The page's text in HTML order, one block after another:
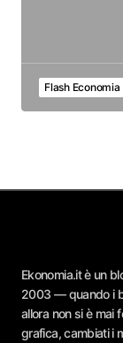
Flash Economia
Ekonomia.it è un
2003 — quando i
allora non si è mai
grafica, cambiati i